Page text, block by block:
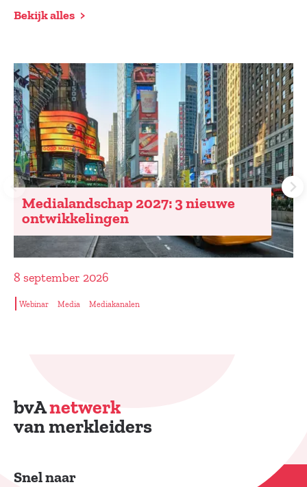
Bekijk alles
Medialandschap 2027: 3 nieuwe
ontwikkelingen
8 september 2026
Webinar Media Mediakanalen
bvAnetwerk
van merkleiders
Snel naar